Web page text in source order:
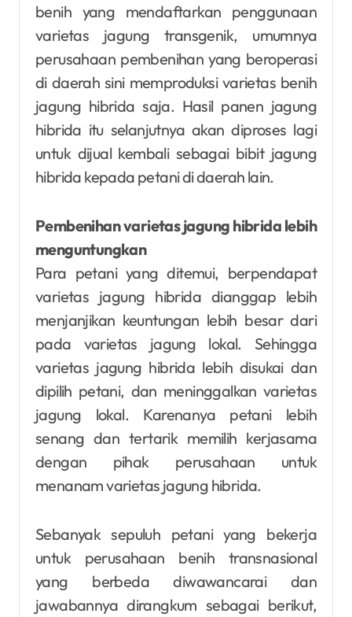
benih yang mendaftarkan penggunaan
varietas jagung transgenik, umumnya
perusahaan pembenihan yang beroperasi
di daerah sini memproduksi varietas benih
jagung hibrida saja. Hasil panen jagung
hibrida itu selanjutnya akan diproses lagi
untuk dijual kembali sebagai bibit jagung
hibrida kepada petani di daerah lain.
Pembenihan varietas jagung hibrida lebih
menguntungkan
Para petani yang ditemui, berpendapat
varietas jagung hibrida dianggap lebih
menjanjikan keuntungan lebih besar dari
pada varietas jagung lokal. Sehingga
varietas jagung hibrida lebih disukai dan
dipilih petani, dan meninggalkan varietas
jagung lokal. Karenanya petani lebih
senang dan tertarik memilih kerjasama
dengan pihak perusahaan untuk
menanam varietas jagung hibrida.
Sebanyak sepuluh petani yang bekerja
untuk perusahaan benih transnasional
yang berbeda diwawancarai dan
jawabannya dirangkum sebagai berikut,